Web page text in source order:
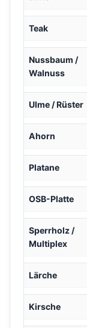
Teak
Nussbaum /
Walnuss
Ulme / Rüster
Ahorn
Platane
OSB-Platte
Sperrholz /
Multiplex
Lärche
Kirsche